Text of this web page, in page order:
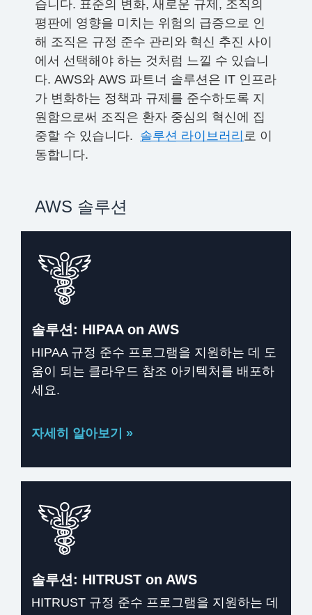
습니다. 표준의 변화, 새로운 규제, 조직의
평판에 영향을 미치는 위험의 급증으로 인
해 조직은 규정 준수 관리와 혁신 추진 사이
에서 선택해야 하는 것처럼 느낄 수 있습니
다. AWS와 AWS 파트너 솔루션은 IT 인프라
가 변화하는 정책과 규제를 준수하도록 지
원함으로써 조직은 환자 중심의 혁신에 집
중할 수 있습니다. 솔루션 라이브러리 로 이
동합니다.
AWS 솔루션
솔루션: HIPAA on AWS
HIPAA 규정 준수 프로그램을 지원하는 데 도
움이 되는 클라우드 참조 아키텍처를 배포하
세요.
자세히 알아보기 »
솔루션: HITRUST on AWS
HITRUST 규정 준수 프로그램을 지원하는 데